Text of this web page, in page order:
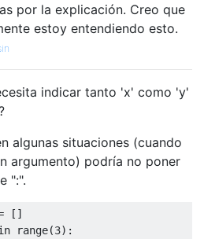
por la explicación. Creo que
estoy entendiendo esto.
indicar tanto 'x' como 'y'
algunas situaciones (cuando
argumento) podría no poner
":".
range(3